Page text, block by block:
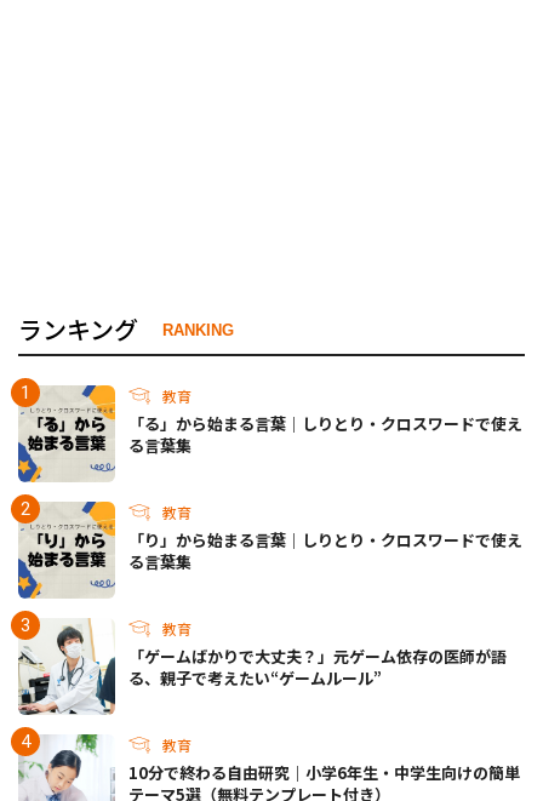
ランキング RANKING
教育
「る」から始まる言葉｜しりとり・クロスワードで使え
る言葉集
教育
「り」から始まる言葉｜しりとり・クロスワードで使え
る言葉集
教育
「ゲームばかりで大丈夫？」元ゲーム依存の医師が語
る、親子で考えたい“ゲームルール”
教育
10分で終わる自由研究｜小学6年生・中学生向けの簡単
テーマ5選（無料テンプレート付き）